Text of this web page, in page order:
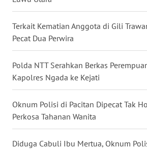
Terkait Kematian Anggota di Gili
Pecat Dua Perwira
Polda NTT Serahkan Berkas
Kapolres Ngada ke Kejati
Oknum Polisi di Pacitan Dipecat Tak
Perkosa Tahanan Wanita
Diduga Cabuli Ibu Mertua, Oknum
WN
NUSANTARA
WN
JOGJA
WN